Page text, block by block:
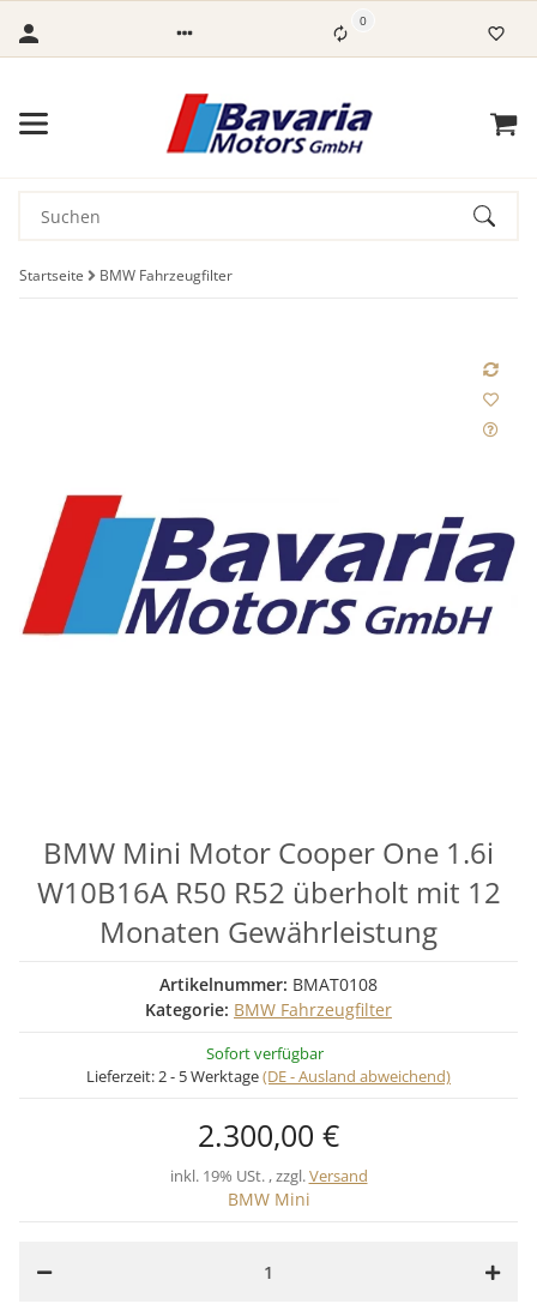
0
Startseite BMW Fahrzeugfilter
BMW Mini Motor Cooper One 1.6i
W10B16A R50 R52 überholt mit 12
Monaten Gewährleistung
Artikelnummer: BMAT0108
Kategorie: BMW Fahrzeugfilter
Sofort verfügbar
Lieferzeit:2 - 5 Werktage(DE - Ausland abweichend)
2.300,00 €
inkl. 19% USt. , zzgl.Versand
BMW Mini